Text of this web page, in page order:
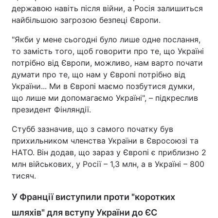
державою навіть після війни, а Росія залишиться
найбільшою загрозою безпеці Європи.
"Якби у мене сьогодні було лише одне послання,
то замість того, щоб говорити про те, що Україні
потрібно від Європи, можливо, нам варто почати
думати про те, що нам у Європі потрібно від
України... Ми в Європі маємо позбутися думки,
що лише ми допомагаємо Україні", – підкреслив
президент Фінляндії.
Стубб зазначив, що з самого початку був
прихильником членства України в Євросоюзі та
НАТО. Він додав, що зараз у Європі є приблизно 2
млн військових, у Росії – 1,3 млн, а в Україні – 800
тисяч.
У Франції виступили проти "коротких
шляхів" для вступу України до ЄС